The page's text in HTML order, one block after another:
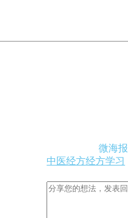
微海报
中医经方经方学习